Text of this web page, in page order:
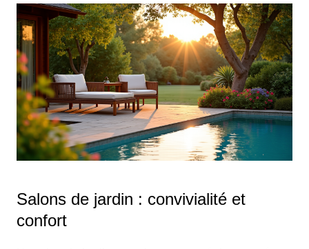
Salons de jardin : convivialité et
confort